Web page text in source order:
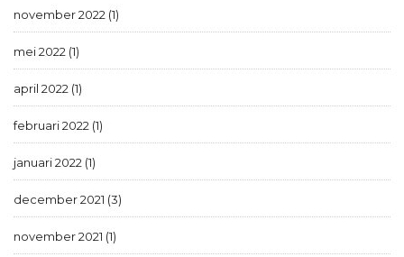
november 2022 (1)
mei 2022 (1)
april 2022 (1)
februari 2022 (1)
januari 2022 (1)
december 2021 (3)
november 2021 (1)